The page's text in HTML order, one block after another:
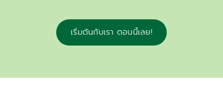
เริ่มต้นกับเรา ตอนนี้เลย!